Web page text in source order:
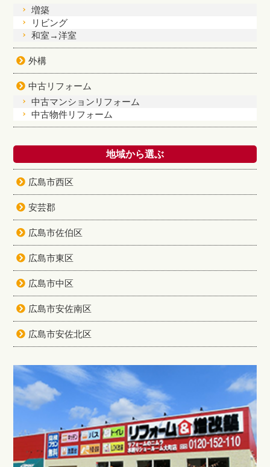
増築
リビング
和室→洋室
外構
中古リフォーム
中古マンションリフォーム
中古物件リフォーム
地域から選ぶ
広島市西区
安芸郡
広島市佐伯区
広島市東区
広島市中区
広島市安佐南区
広島市安佐北区